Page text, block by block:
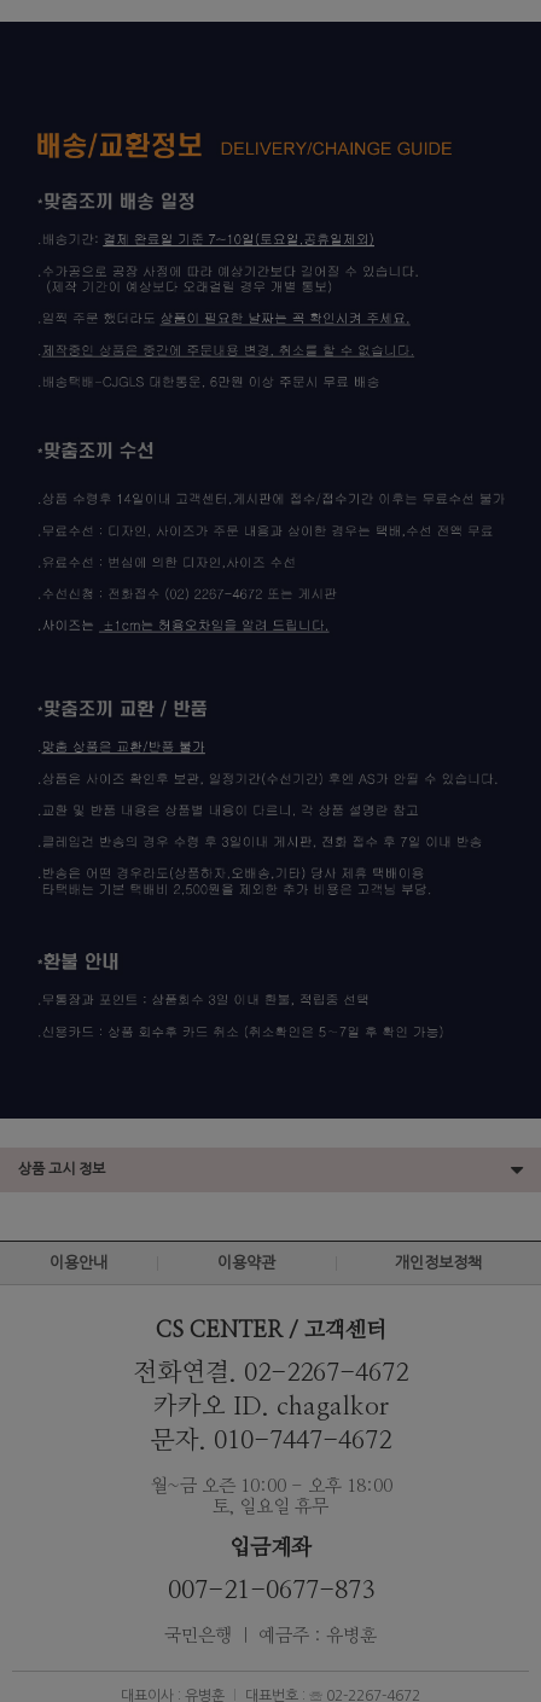
상품 고시 정보
이용안내 이용약관 개인정보정책
CS CENTER / 고객센터
전화연결. 02-2267-4672
카카오 ID. chagalkor
문자. 010-7447-4672
월~금 오즌 10:00 - 오후 18:00
토, 일요일 휴무
입금계좌
007-21-0677-873
국민은행 ｜ 예금주 : 유병훈
대표이사 : 유병훈 대표번호 : ☏ 02-2267-4672